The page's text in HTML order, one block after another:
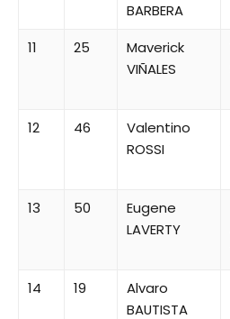
BARBERA
11 25
Maverick
VIÑALES
12 46
Valentino
ROSSI
13 50
Eugene
LAVERTY
14 19
Alvaro
BAUTISTA